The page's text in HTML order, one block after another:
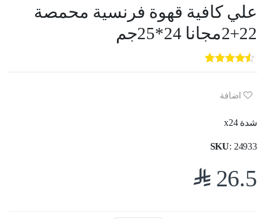
علي كافية قهوة فرنسية محمصة
22+2مجانا 24*25جم
5
out of
5
3
customer
ratings
اضافة
شدة x24
SKU: 24933
26.5
$